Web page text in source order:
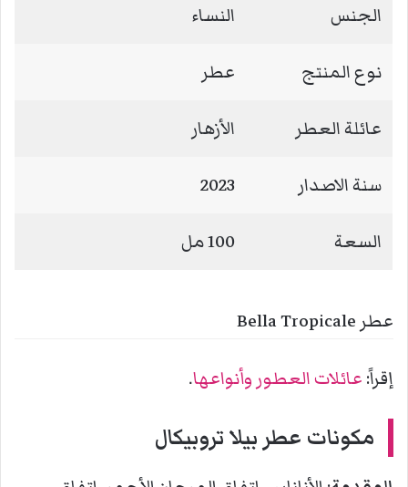
الجنس النساء
نوع المنتج عطر
عائلة العطر الأزهار
سنة الاصدار 2023
السعة 100 مل
عطر Bella Tropicale
إقراً: عائلات العطور وأنواعها.
مكونات عطر بيلا تروبيكال